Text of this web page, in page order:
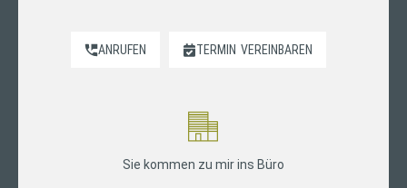
ANRUFEN TERMIN VEREINBAREN
Sie kommen zu mir ins Büro